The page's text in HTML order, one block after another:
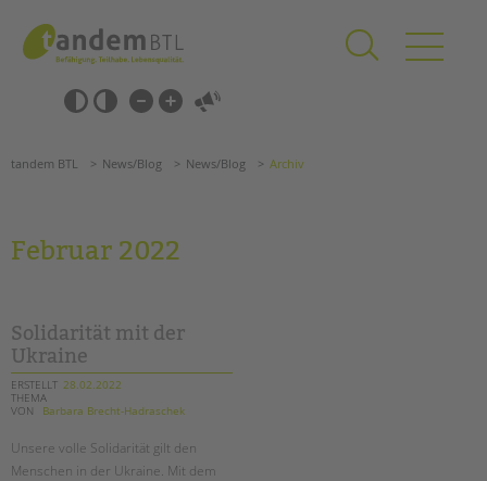
springen
Barrierefrei-
Einstellungen
überspringen
überspringen
Förderzentren
Kollegs
EFöB
Schulbezogene Sozialarbeit
HILFEN ZUR ERZIEHUNG
Suchen
tandem BTL News/Blog News/Blog Archiv
Februar 2022
Solidarität mit der
Ukraine
ERSTELLT 28.02.2022
THEMA
VON
Barbara Brecht-Hadraschek
Unsere volle Solidarität gilt den
Menschen in der Ukraine. Mit dem